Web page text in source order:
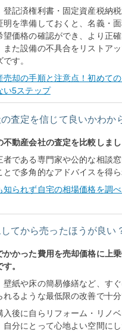
登記済権利書・固定資産税納税
明を準備しておくと、名義・面
望価格の確認ができ、より正
また設備の不具合をリストア
す。
売却の手順と注意点！初めて
い5ステップ
査定を信じて良いかわか
不動産会社の査定を比較しまし
者である専門家や公的な相談
とで多角的なアドバイスを得ら
知られず自宅の相場価格を調
てから売ったほうが良い
かかった費用を売却価格に上
。
壁紙や床の簡易修繕など、す
れるような最低限の改善で十分
入後に自らリフォーム・リノ
自分にとって心地よい空間に